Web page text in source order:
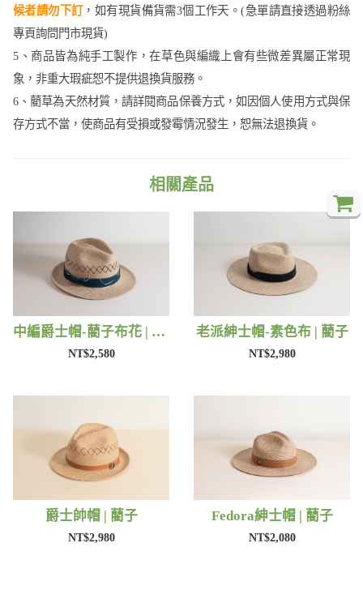
候者請勿下訂，如有現貨備貨需3個工作天。(急單請直接透過粉絲
專頁詢問門市現貨)
5、商品皆為純手工製作，在草色與編織上會有些微差異屬正常現
象，非重大瑕疵恕不提供退換貨服務。
6、藺草為天然材質，請詳閱商品保養方式，如因個人使用方式與保
存方式不當，使商品有受損或發霉情況發生，恕無法退換貨。
相關產品
中編爵士帽-藺子布花 | 藺子
NT$2,580
老派紳士帽-素色布 | 藺子
NT$2,980
爵士帥帽 | 藺子
NT$2,980
Fedora紳士帽 | 藺子
NT$2,080